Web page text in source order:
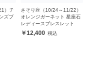
22）
座石
【winQ】クリスタルカラー
ブレスレット ラピスラズリ
4,800